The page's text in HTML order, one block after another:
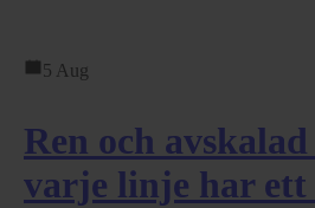
5 Aug
Ren och
varje linje har ett